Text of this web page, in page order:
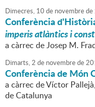
Dimecres, 10 de novembrede
Conferència
imperis atlàntics i
a càrrec de Josep M.
Dimarts,2 de novembrede
Conferència de Món
a càrrec de Víctor
de Catalunya